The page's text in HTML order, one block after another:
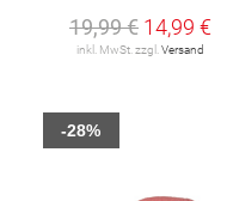
19,99 € 14,99 €
inkl. MwSt. zzgl. Versand
-28%